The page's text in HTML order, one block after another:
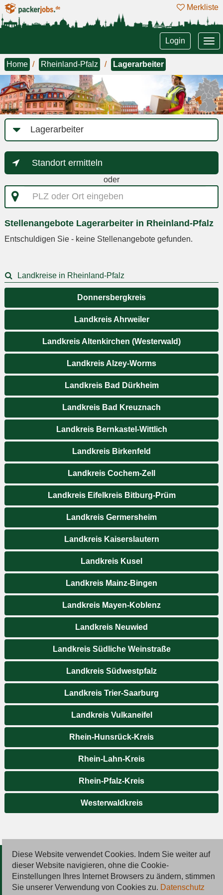
Merkliste
Login
Home Rheinland-Pfalz Lagerarbeiter
Job-
Kategorie
Standort ermitteln
oder
PLZ
oder
eingeben
Stellenangebote Lagerarbeiter in Rheinland-Pfalz
Entschuldigen Sie - keine Stellenangebote gefunden.
Landkreise in Rheinland-Pfalz
Donnersbergkreis
Landkreis Ahrweiler
Landkreis Altenkirchen (Westerwald)
Landkreis Alzey-Worms
Landkreis Bad Dürkheim
Landkreis Bad Kreuznach
Landkreis Bernkastel-Wittlich
Landkreis Birkenfeld
Landkreis Cochem-Zell
Landkreis Eifelkreis Bitburg-Prüm
Landkreis Germersheim
Landkreis Kaiserslautern
Landkreis Kusel
Landkreis Mainz-Bingen
Landkreis Mayen-Koblenz
Landkreis Neuwied
Landkreis Südliche Weinstraße
Landkreis Südwestpfalz
Landkreis Trier-Saarburg
Landkreis Vulkaneifel
Rhein-Hunsrück-Kreis
Rhein-Lahn-Kreis
Rhein-Pfalz-Kreis
Westerwaldkreis
© 2026 Deutsche Jobmarkt GmbH
Inserieren
Diese Website verwendet Cookies. Indem Sie weiter auf
dieser Website navigieren, ohne die Cookie-
Einstellungen Ihres Internet Browsers zu ändern, stimmen
Sie unserer Verwendung von Cookies zu. Datenschutz